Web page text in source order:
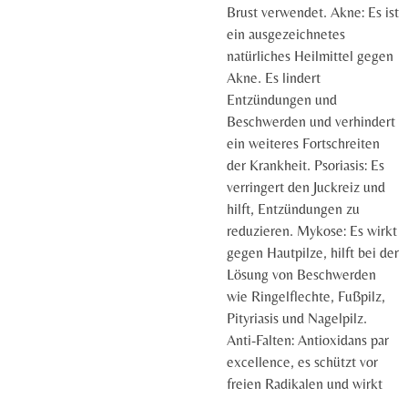
Brust verwendet. Akne: Es ist
ein ausgezeichnetes
natürliches Heilmittel gegen
Akne. Es lindert
Entzündungen und
Beschwerden und verhindert
ein weiteres Fortschreiten
der Krankheit. Psoriasis: Es
verringert den Juckreiz und
hilft, Entzündungen zu
reduzieren. Mykose: Es wirkt
gegen Hautpilze, hilft bei der
Lösung von Beschwerden
wie Ringelflechte, Fußpilz,
Pityriasis und Nagelpilz.
Anti-Falten: Antioxidans par
excellence, es schützt vor
freien Radikalen und wirkt